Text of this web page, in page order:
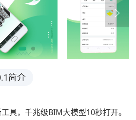
简介
具，千兆级BIM大模型10秒打开。